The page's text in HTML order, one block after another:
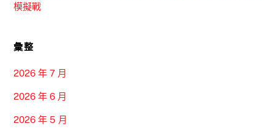
模擬戰
彙整
2026 年 7 月
2026 年 6 月
2026 年 5 月